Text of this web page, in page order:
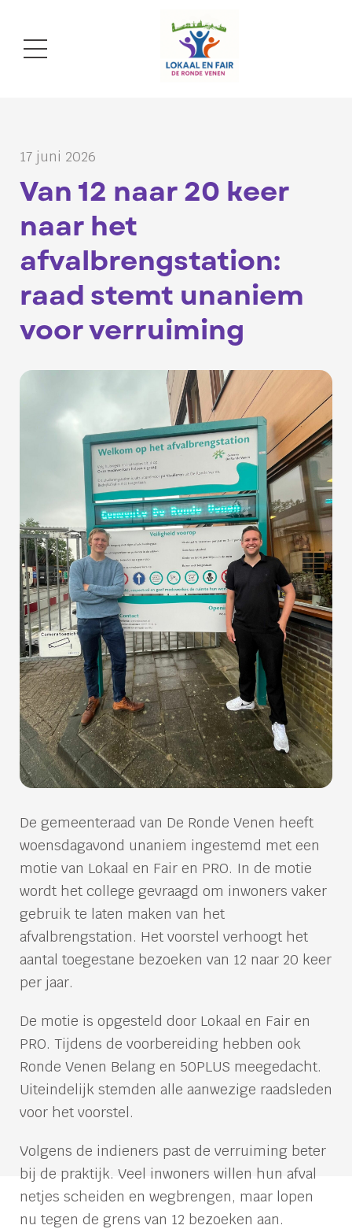
17 juni 2026
Van 12 naar 20 keer
naar het
afvalbrengstation:
raad stemt unaniem
voor verruiming
De gemeenteraad van De Ronde Venen heeft
woensdagavond unaniem ingestemd met een
motie van Lokaal en Fair en PRO. In de motie
wordt het college gevraagd om inwoners vaker
gebruik te laten maken van het
afvalbrengstation. Het voorstel verhoogt het
aantal toegestane bezoeken van 12 naar 20 keer
per jaar.
De motie is opgesteld door Lokaal en Fair en
PRO. Tijdens de voorbereiding hebben ook
Ronde Venen Belang en 50PLUS meegedacht.
Uiteindelijk stemden alle aanwezige raadsleden
voor het voorstel.
Volgens de indieners past de verruiming beter
bij de praktijk. Veel inwoners willen hun afval
netjes scheiden en wegbrengen, maar lopen
nu tegen de grens van 12 bezoeken aan.